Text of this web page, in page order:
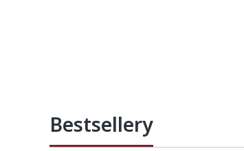
Bestsellery